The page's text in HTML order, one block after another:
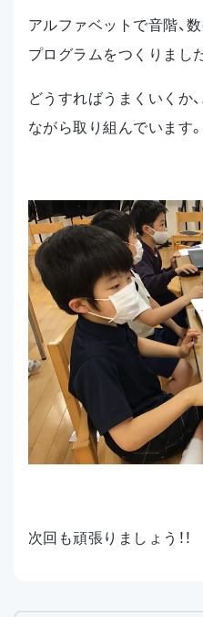
アルファベットで音階、
プログラムをつくりました
どうすればうまくいくか
ながら取り組んでいます。
次回も頑張りましょう！！